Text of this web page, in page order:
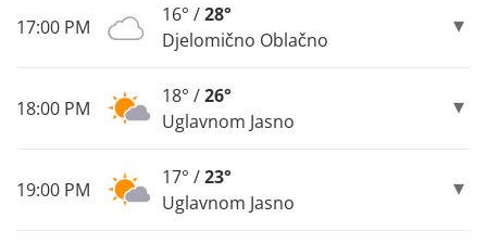
17:00 PM
16° /28°
Djelomično Oblačno
18:00 PM
18° /26°
Uglavnom Jasno
19:00 PM
17° /23°
Uglavnom Jasno